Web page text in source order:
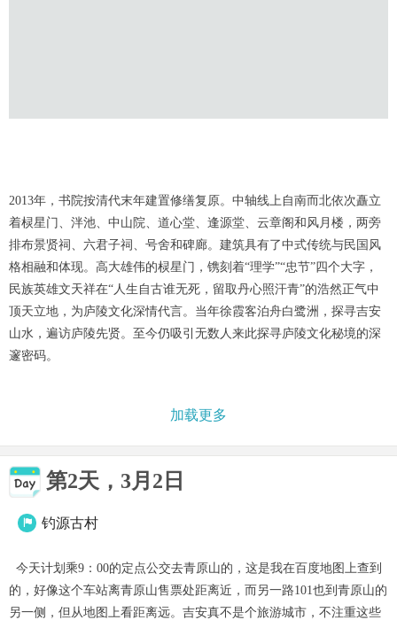
2013年，书院按清代末年建置修缮复原。中轴线上自南而北依次矗立
着棂星门、泮池、中山院、道心堂、逢源堂、云章阁和风月楼，两旁
排布景贤祠、六君子祠、号舍和碑廊。建筑具有了中式传统与民国风
格相融和体现。高大雄伟的棂星门，镌刻着“理学”“忠节”四个大字，
民族英雄文天祥在“人生自古谁无死，留取丹心照汗青”的浩然正气中
顶天立地，为庐陵文化深情代言。当年徐霞客泊舟白鹭洲，探寻吉安
山水，遍访庐陵先贤。至今仍吸引无数人来此探寻庐陵文化秘境的深
邃密码。
加载更多
第2天，3月2日
 钓源古村
今天计划乘9：00的定点公交去青原山的，这是我在百度地图上查到
的，好像这个车站离青原山售票处距离近，而另一路101也到青原山的
另一侧，但从地图上看距离远。吉安真不是个旅游城市，不注重这些